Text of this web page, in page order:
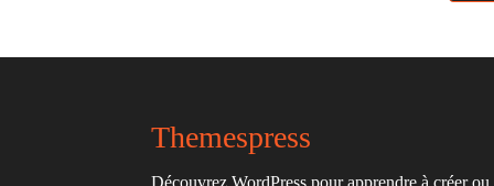
Themespress